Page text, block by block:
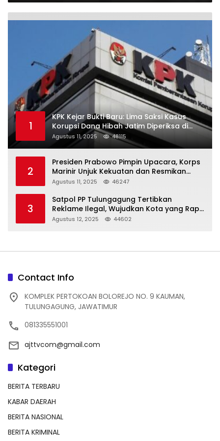
1
KPK Kejar Bukti Baru: Lima Saksi Kasus
Korupsi Dana Hibah Jatim Diperiksa di
Trenggalek
Agustus 11, 2025 48115
2
Presiden Prabowo Pimpin Upacara, Korps
Marinir Unjuk Kekuatan dan Resmikan
Struktur Baru
Agustus 11, 2025 46247
3
Satpol PP Tulungagung Tertibkan
Reklame Ilegal, Wujudkan Kota yang Rapi
dan Indah
Agustus 12, 2025 44602
Contact Info
KOMPLEK PERTOKOAN BOLOREJO NO. 9 KAUMAN,
TULUNGAGUNG, JAWATIMUR
081335551001
ajttvcom@gmail.com
Kategori
BERITA TERBARU
KABAR DAERAH
BERITA NASIONAL
BERITA KRIMINAL